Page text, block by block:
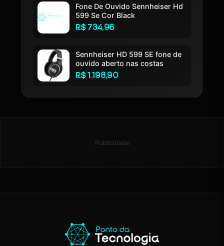
Fone De Ouvido Sennheiser Hd
599 Se Cor Black
R$ 734,96
Sennheiser HD 599 SE fone de
ouvido aberto nas costas
R$ 1.198,90
Publicidade